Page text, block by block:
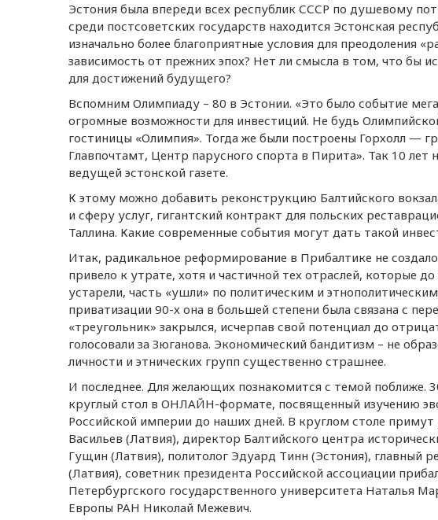
Эстония была впереди всех республик СССР по душевому
среди постсоветских государств находится Эстонская
изначально более благоприятные условия для преодоления
зависимость от прежних эпох? Нет ли смысла в том, что бы
для достижений будущего?
Вспомним Олимпиаду – 80 в Эстонии. «Это было событие
огромные возможности для инвестиций. Не будь
гостиницы «Олимпия». Тогда же были построены Горхолл —
Главпочтамт, Центр парусного спорта в Пирита». Так 10 лет
ведущей эстонской газете.
К этому можно добавить реконструкцию Балтийского
и сферу услуг, гигантский контракт для польских
Таллина. Какие современные события могут дать такой
Итак, радикальное реформирование в Прибалтике не
привело к утрате, хотя и частичной тех отраслей, которые
устарели, часть «ушли» по политическим и
приватизации 90-х она в большей степени была связана с
«треугольник» закрылся, исчерпав свой потенциал до
голосовали за Зюганова. Экономический бандитизм – не
личности и этнических групп существенно страшнее.
И последнее. Для желающих познакомится с темой поближе.
круглый стол в ОНЛАЙН-формате, посвященный изучению
Российской империи до наших дней. В круглом столе
Васильев (Латвия), директор Балтийского центра
Гущин (Латвия), политолог Эдуард Тинн (Эстония), главный
(Латвия), советник президента Российской ассоциации
Петербургского государственного университета Наталья
Европы РАН Николай Межевич.